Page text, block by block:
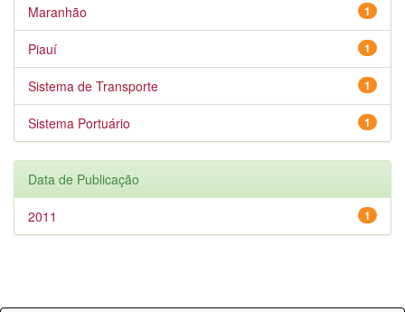
1
Maranhão
1
Piauí
1
Sistema de Transporte
1
Sistema Portuário
Data de Publicação
1
2011